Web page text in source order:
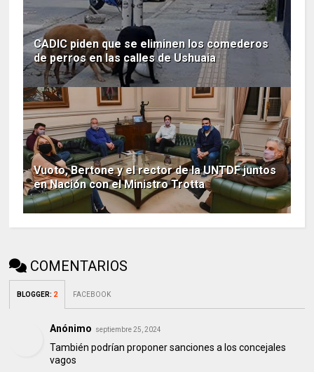
CADIC piden que se eliminen los comederos
de perros en las calles de Ushuaia
Vuoto, Bertone y el rector de la UNTDF juntos
en Nación con el Ministro Trotta
COMENTARIOS
BLOGGER: 2 FACEBOOK
Anónimo septiembre 25, 2024
También podrían proponer sanciones a los concejales
vagos